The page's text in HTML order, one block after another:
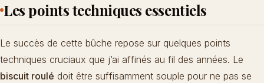
Les points techniques essentiels
Le succès de cette bûche repose sur quelques points
techniques cruciaux que j’ai affinés au fil des années. Le
biscuit roulé doit être suffisamment souple pour ne pas se